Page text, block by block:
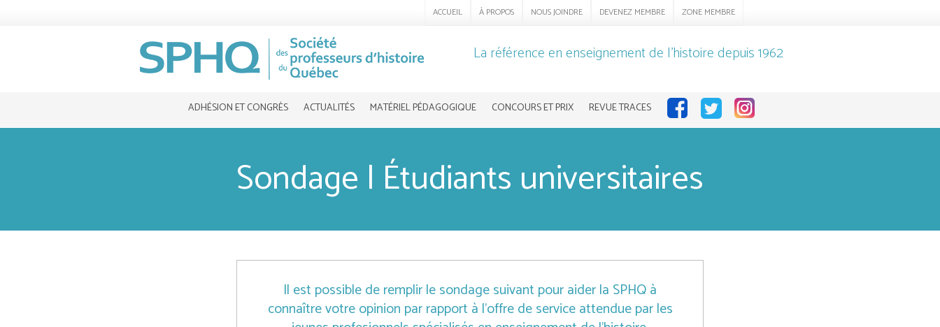
ADHÉSION ET CONGRÈS ACTUALITÉS MATÉRIEL PÉDAGOGIQUE CONCOURS ET PRIX REVUE TRACES
ACCUEIL À PROPOS NOUS JOINDRE DEVENEZ MEMBRE ZONE MEMBRE
La référence en enseignement de l'histoire depuis 1962
Sondage | Étudiants universitaires
Il est possible de remplir le sondage suivant pour aider la SPHQ à
connaître votre opinion par rapport à l'offre de service attendue par les